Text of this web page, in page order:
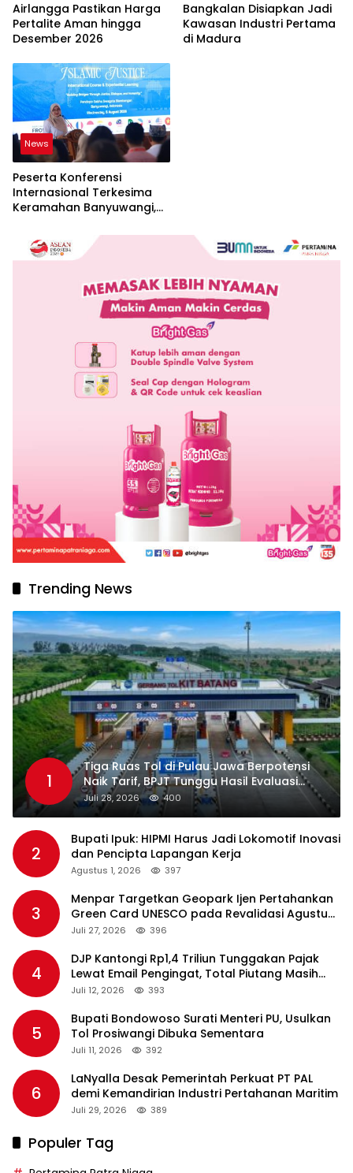
Airlangga Pastikan Harga
Pertalite Aman hingga
Desember 2026
Bangkalan Disiapkan Jadi
Kawasan Industri Pertama
di Madura
News
Peserta Konferensi
Internasional Terkesima
Keramahan Banyuwangi,
Keislaman
Trending News
1
Tiga Ruas Tol di Pulau Jawa Berpotensi
Naik Tarif, BPJT Tunggu Hasil Evaluasi
Standar Pelayanan
Juli 28, 2026 400
2
Bupati Ipuk: HIPMI Harus Jadi Lokomotif Inovasi
dan Pencipta Lapangan Kerja
Agustus 1, 2026 397
3
Menpar Targetkan Geopark Ijen Pertahankan
Green Card UNESCO pada Revalidasi Agustus
2026
Juli 27, 2026 396
4
DJP Kantongi Rp1,4 Triliun Tunggakan Pajak
Lewat Email Pengingat, Total Piutang Masih
Rp36 Triliun
Juli 12, 2026 393
5
Bupati Bondowoso Surati Menteri PU, Usulkan
Tol Prosiwangi Dibuka Sementara
Juli 11, 2026 392
6
LaNyalla Desak Pemerintah Perkuat PT PAL
demi Kemandirian Industri Pertahanan Maritim
Juli 29, 2026 389
Populer Tag